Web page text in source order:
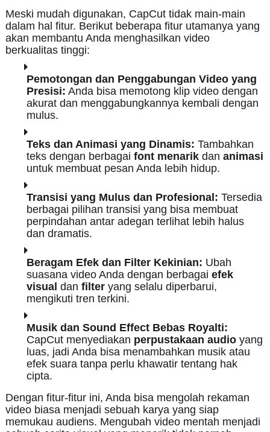
Meski mudah digunakan, CapCut tidak main-main
dalam hal fitur. Berikut beberapa fitur utamanya yang
akan membantu Anda menghasilkan video
berkualitas tinggi:
Pemotongan dan Penggabungan Video yang
Presisi: Anda bisa memotong klip video dengan
akurat dan menggabungkannya kembali dengan
mulus.
Teks dan Animasi yang Dinamis: Tambahkan
teks dengan berbagai font menarikdan animasi
untuk membuat pesan Anda lebih hidup.
Transisi yang Mulus dan Profesional: Tersedia
berbagai pilihan transisi yang bisa membuat
perpindahan antar adegan terlihat lebih halus
dan dramatis.
Beragam Efek dan Filter Kekinian: Ubah
suasana video Anda dengan berbagai efek
visual dan filteryang selalu diperbarui,
mengikuti tren terkini.
Musik dan Sound Effect Bebas Royalti:
CapCut menyediakan perpustakaan audioyang
luas, jadi Anda bisa menambahkan musik atau
efek suara tanpa perlu khawatir tentang hak
cipta.
Dengan fitur-fitur ini, Anda bisa mengolah rekaman
video biasa menjadi sebuah karya yang siap
memukau audiens. Mengubah video mentah menjadi